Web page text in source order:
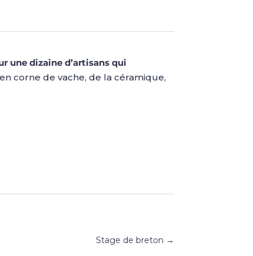
une dizaine d’artisans qui
corne de vache, de la céramique,
Stage de breton →